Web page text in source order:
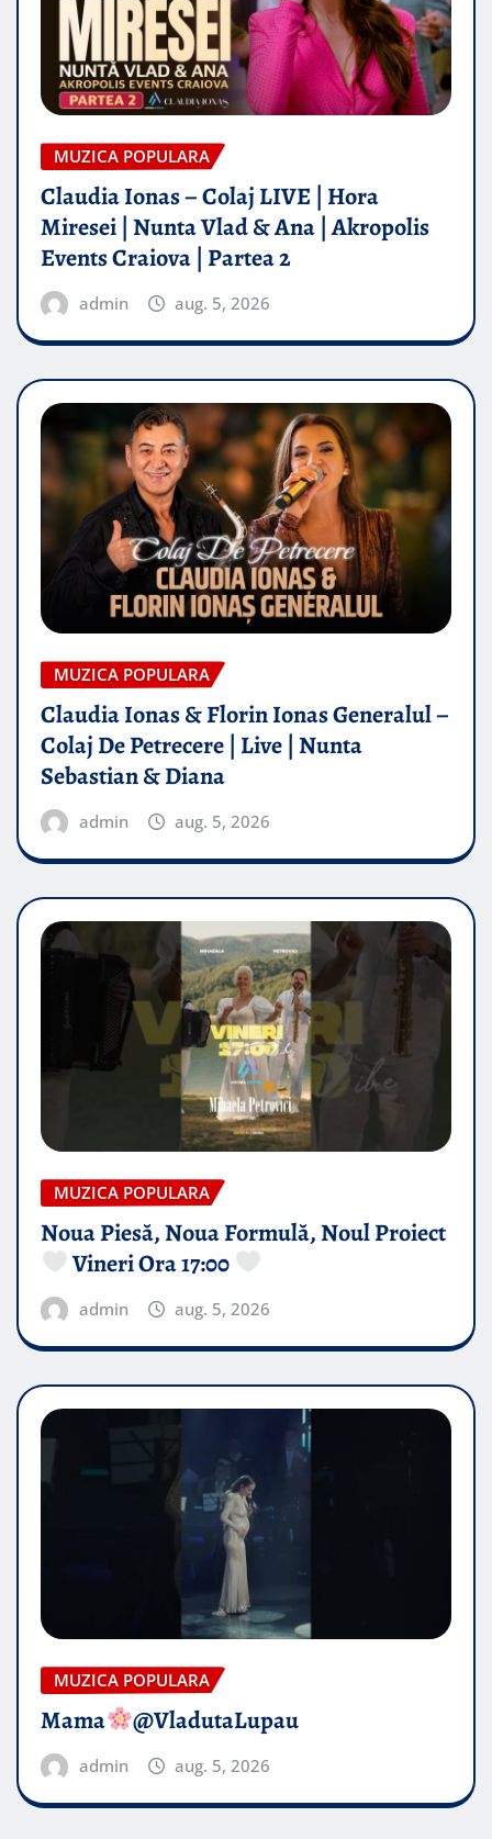
MUZICA POPULARA
Claudia Ionas – Colaj LIVE | Hora
Miresei | Nunta Vlad & Ana | Akropolis
Events Craiova | Partea 2
admin aug. 5, 2026
MUZICA POPULARA
Claudia Ionas & Florin Ionas Generalul –
Colaj De Petrecere | Live | Nunta
Sebastian & Diana
admin aug. 5, 2026
MUZICA POPULARA
Noua Piesă, Noua Formulă, Noul Proiect
Vineri Ora 17:00
admin aug. 5, 2026
MUZICA POPULARA
Mama @VladutaLupau
admin aug. 5, 2026